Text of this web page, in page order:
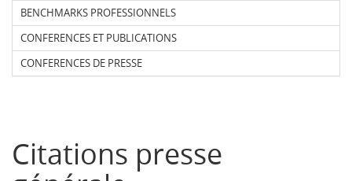
BENCHMARKS PROFESSIONNELS
CONFERENCES ET PUBLICATIONS
CONFERENCES DE PRESSE
Citations presse